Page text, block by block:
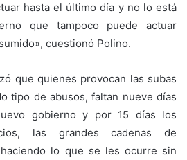
hasta el último día y no lo está
que tampoco puede actuar
cuestionó Polino.
que quienes provocan las subas
tipo de abusos, faltan nueve días
gobierno y por 15 días los
las grandes cadenas de
lo que se les ocurre sin